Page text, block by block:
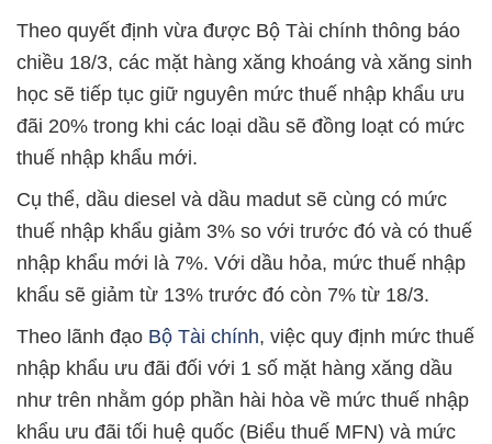
Theo quyết định vừa được Bộ Tài chính thông báo
chiều 18/3, các mặt hàng xăng khoáng và xăng sinh
học sẽ tiếp tục giữ nguyên mức thuế nhập khẩu ưu
đãi 20% trong khi các loại dầu sẽ đồng loạt có mức
thuế nhập khẩu mới.
Cụ thể, dầu diesel và dầu madut sẽ cùng có mức
thuế nhập khẩu giảm 3% so với trước đó và có thuế
nhập khẩu mới là 7%. Với dầu hỏa, mức thuế nhập
khẩu sẽ giảm từ 13% trước đó còn 7% từ 18/3.
Theo lãnh đạo Bộ Tài chính, việc quy định mức thuế
nhập khẩu ưu đãi đối với 1 số mặt hàng xăng dầu
như trên nhằm góp phần hài hòa về mức thuế nhập
khẩu ưu đãi tối huệ quốc (Biểu thuế MFN) và mức